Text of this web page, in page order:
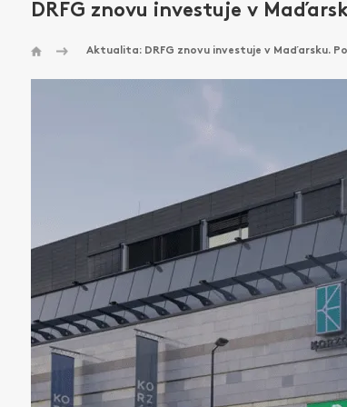
DRFG znovu investuje v
Aktualita: DRFG znovu investuje v Maďarsku.